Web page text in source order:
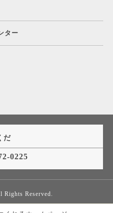
ター
だ
0225
Rights Reserved.